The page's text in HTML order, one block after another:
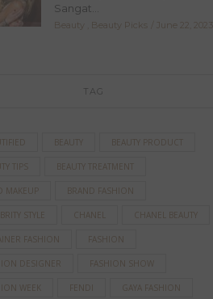
Sangat...
Beauty Beauty Picks June 22, 2023
TAG
BEAUTY BEAUTY PRODUCT
TIPS BEAUTY TREATMENT
MAKEUP BRAND FASHION
STYLE CHANEL CHANEL BEAUTY
FASHION FASHION
DESIGNER FASHION SHOW
WEEK FENDI GAYA FASHION